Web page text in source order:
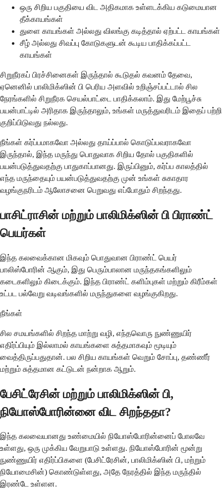
ஒரு சிறிய பகுதியை விட அதிகமாக உள்ளடக்கிய கடுமையான
தீக்காயங்கள்
துளை காயங்கள் அல்லது விலங்கு கடித்தால் ஏற்பட்ட காயங்கள்
சீழ் அல்லது சிவப்பு கோடுகளுடன் கூடிய பாதிக்கப்பட்ட
காயங்கள்
சிறுநீரகப் பிரச்சினைகள் இருந்தால் கூடுதல் கவனம் தேவை,
ஏனெனில் பாலிமிக்ஸின் பி பெரிய அளவில் உறிஞ்சப்பட்டால் சில
நேரங்களில் சிறுநீரக செயல்பாட்டை பாதிக்கலாம். இது மேற்பூச்சு
பயன்பாட்டில் அரிதாக இருந்தாலும், உங்கள் மருத்துவரிடம் இதைப் பற்றி
குறிப்பிடுவது நல்லது.
நீங்கள் கர்ப்பமாகவோ அல்லது தாய்ப்பால் கொடுப்பவராகவோ
இருந்தால், இந்த மருந்து பொதுவாக சிறிய தோல் பகுதிகளில்
பயன்படுத்துவதற்கு பாதுகாப்பானது. இருப்பினும், கர்ப்ப காலத்தில்
எந்த மருந்தையும் பயன்படுத்துவதற்கு முன் உங்கள் சுகாதார
வழங்குநரிடம் ஆலோசனை பெறுவது எப்போதும் சிறந்தது.
பாசிட்ராசின் மற்றும் பாலிமிக்ஸின் பி பிராண்ட்
பெயர்கள்
இந்த கலவைக்கான மிகவும் பொதுவான பிராண்ட் பெயர்
பாலிஸ்போரின் ஆகும், இது பெரும்பாலான மருந்தகங்களிலும்
கடைகளிலும் கிடைக்கும். இந்த பிராண்ட் களிம்புகள் மற்றும் கிரீம்கள்
உட்பட பல்வேறு வடிவங்களில் மருந்துகளை வழங்குகிறது.
நீங்கள்
சில சமயங்களில் சிறந்த மாற்று வழி, எந்தவொரு நுண்ணுயிர்
எதிர்ப்பியும் இல்லாமல் காயங்களை சுத்தமாகவும் மூடியும்
வைத்திருப்பதுதான். பல சிறிய காயங்கள் வெறும் சோப்பு, தண்ணீர்
மற்றும் சுத்தமான கட்டுடன் நன்றாக ஆறும்.
பேசிட்ரேசின் மற்றும் பாலிமிக்ஸின் பி,
நியோஸ்போரின்னை விட சிறந்ததா?
இந்த கலவையானது உண்மையில் நியோஸ்போரின்னைப் போலவே
உள்ளது, ஒரு முக்கிய வேறுபாடு உள்ளது. நியோஸ்போரின் மூன்று
நுண்ணுயிர் எதிர்ப்பிகளை (பேசிட்ரேசின், பாலிமிக்ஸின் பி, மற்றும்
நியோமைசின்) கொண்டுள்ளது, அதே நேரத்தில் இந்த மருந்தில்
இரண்டே உள்ளன.